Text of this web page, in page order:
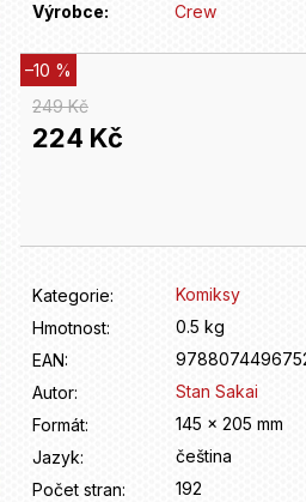
Výrobce:
Crew
249 Kč
–10 %
224 Kč
Kategorie:
Komiksy
Hmotnost:
0.5 kg
EAN:
Autor:
Stan Sakai
Formát:
145 x 205 mm
Jazyk:
čeština
Počet stran:
192
?
HLEDAT
r
u
č
u
e
m
e